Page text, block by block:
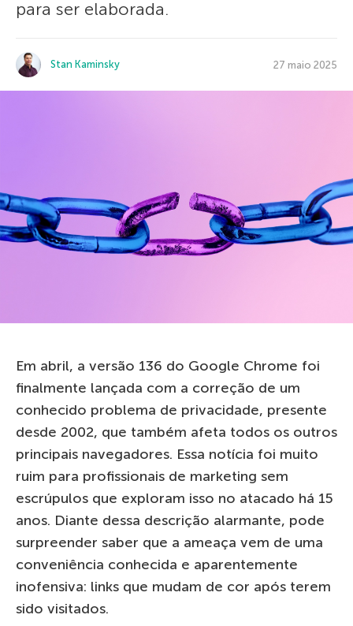
para ser elaborada.
Stan Kaminsky 27 maio 2025
Em abril, a versão 136 do Google Chrome foi
finalmente lançada com a correção de um
conhecido problema de privacidade, presente
desde 2002, que também afeta todos os outros
principais navegadores. Essa notícia foi muito
ruim para profissionais de marketing sem
escrúpulos que exploram isso no atacado há 15
anos. Diante dessa descrição alarmante, pode
surpreender saber que a ameaça vem de uma
conveniência conhecida e aparentemente
inofensiva: links que mudam de cor após terem
sido visitados.